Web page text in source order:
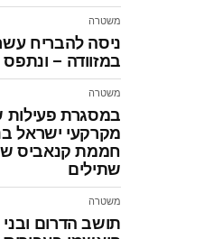
משטרה
ניסה להבריח
במזוודה – ונתפס
משטרה
במסגרת
מקרקעי ישראל
שתילים
משטרה
תושב הדרום